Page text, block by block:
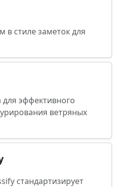
в стиле заметок для
эффективного
ветряных
стандартизирует